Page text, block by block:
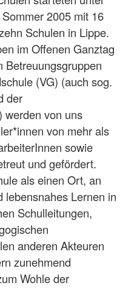
2005 mit 16
Schulen in Lippe.
im Offenen Ganztag
Betreuungsgruppen
(VG) (auch sog.
der
werden von uns
von mehr als
sowie
und gefördert.
als einen Ort, an
lebensnahes Lernen in
Schulleitungen,
anderen Akteuren
zunehmend
Wohle der